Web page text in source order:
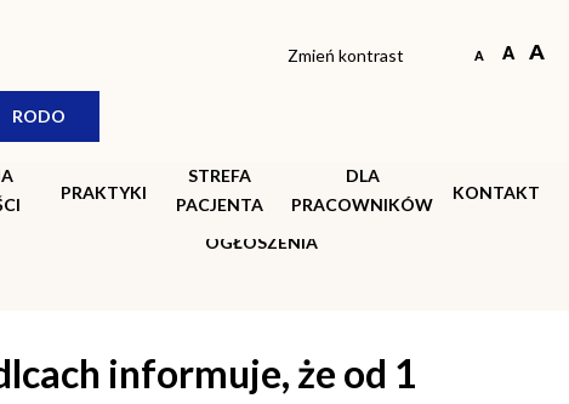
Zmień kontrast
RODO
PRAKTYKI
STREFA
PACJENTA
DLA
PRACOWNIKÓW
KONTAKT
AKTUALNOŚCI PRAWNE
OGŁOSZENIA
informuje, że od 1